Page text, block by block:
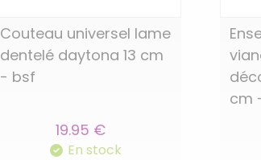
Couteau universel lame
dentelé daytona 13 cm
- bsf
19.95 €
En stock
cm